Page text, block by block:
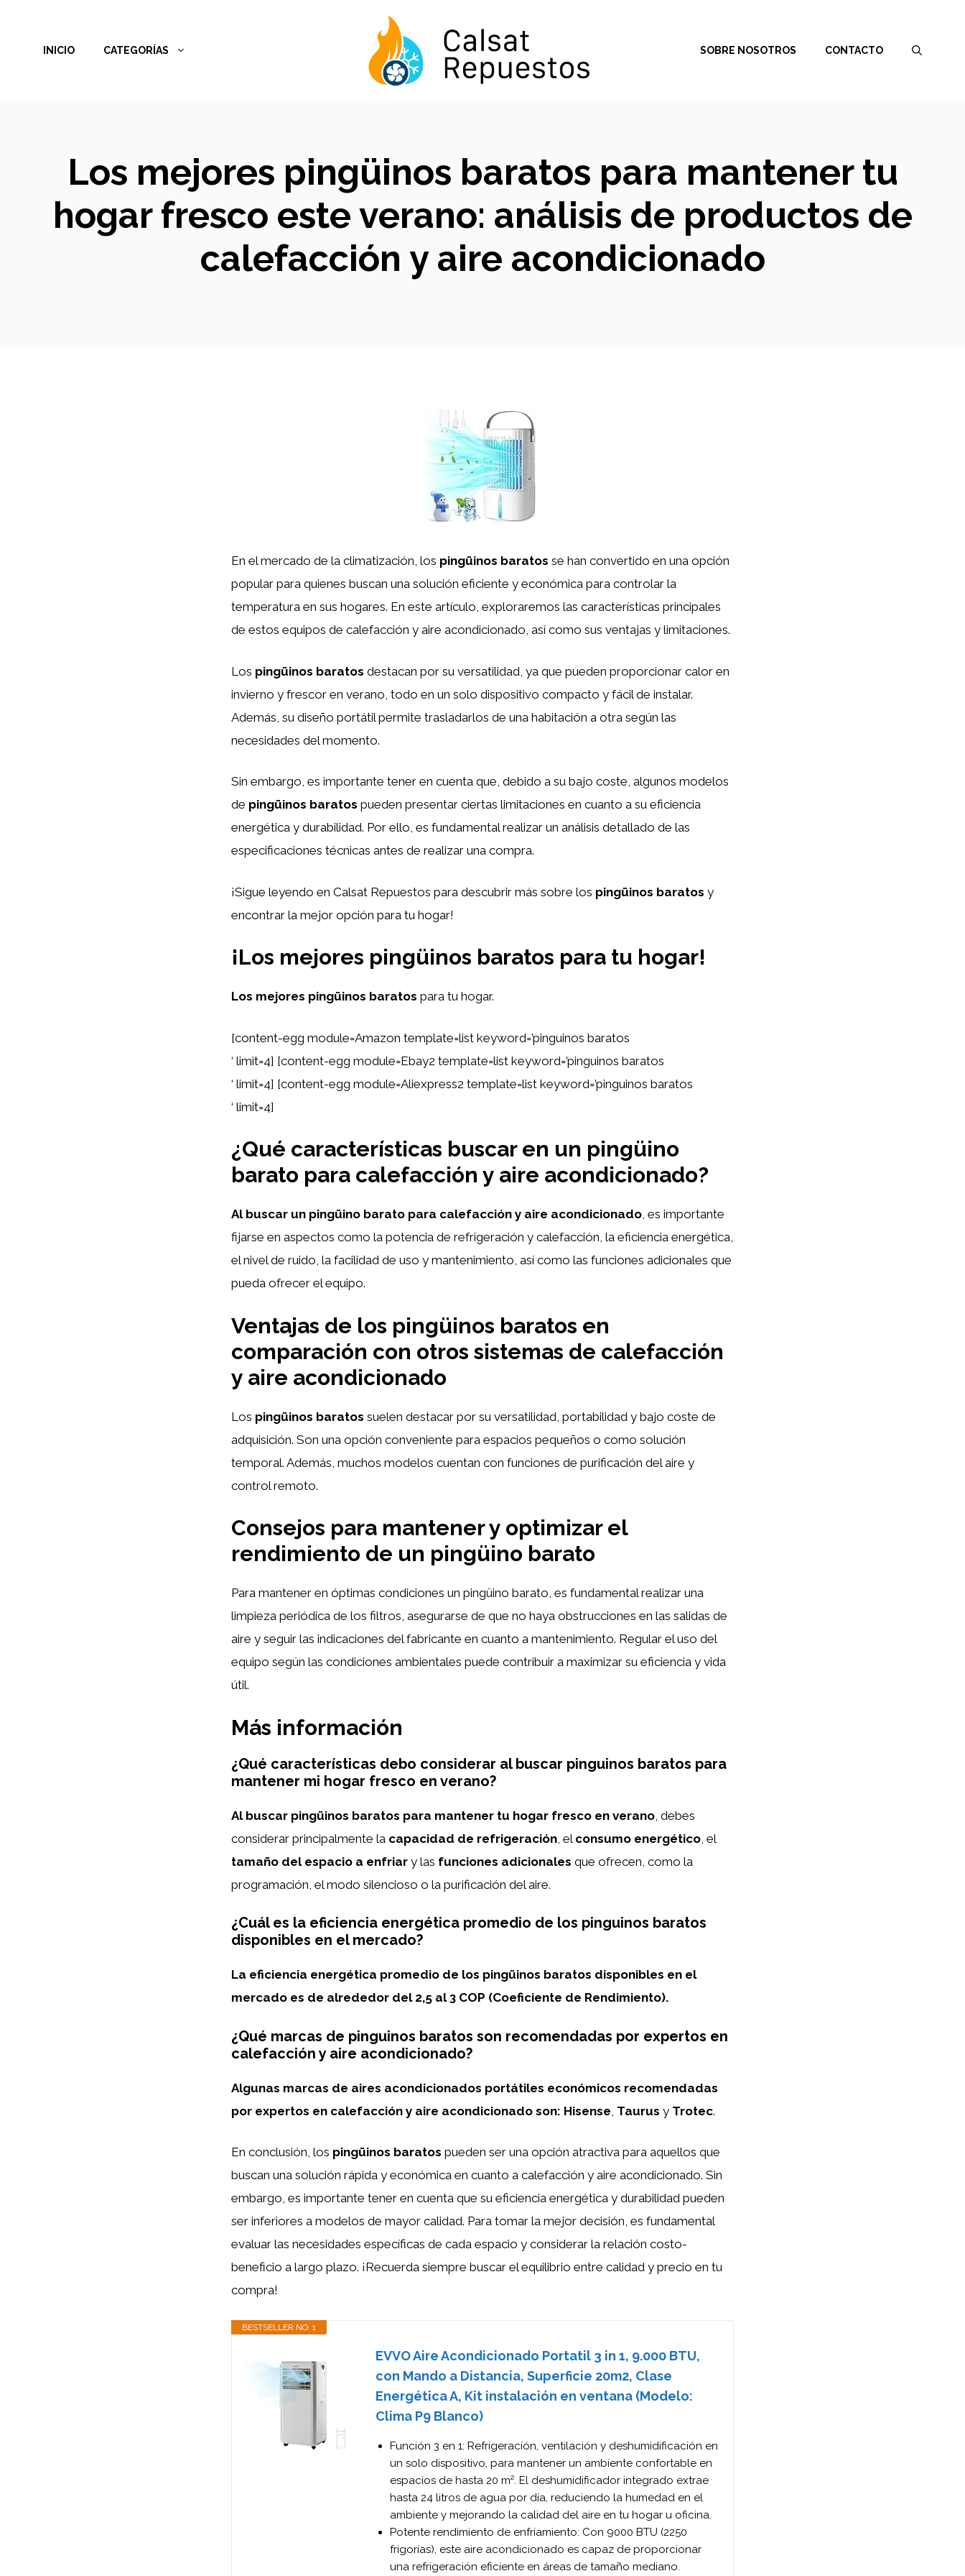
contenidoINICIO CATEGORÍAS SOBRE NOSOTROS CONTACTO
Los mejores pingüinos baratos para mantener tu
hogar fresco este verano: análisis de productos de
calefacción y aire acondicionado
En el mercado de la climatización, los pingüinos baratos se han convertido en una opción
popular para quienes buscan una solución eficiente y económica para controlar la
temperatura en sus hogares. En este artículo, exploraremos las características principales
de estos equipos de calefacción y aire acondicionado, así como sus ventajas y limitaciones.
Los pingüinos baratos destacan por su versatilidad, ya que pueden proporcionar calor en
invierno y frescor en verano, todo en un solo dispositivo compacto y fácil de instalar.
Además, su diseño portátil permite trasladarlos de una habitación a otra según las
necesidades del momento.
Sin embargo, es importante tener en cuenta que, debido a su bajo coste, algunos modelos
de pingüinos baratos pueden presentar ciertas limitaciones en cuanto a su eficiencia
energética y durabilidad. Por ello, es fundamental realizar un análisis detallado de las
especificaciones técnicas antes de realizar una compra.
¡Sigue leyendo en Calsat Repuestos para descubrir más sobre los pingüinos baratos y
encontrar la mejor opción para tu hogar!
¡Los mejores pingüinos baratos para tu hogar!
Los mejores pingüinos baratos para tu hogar.
[content-egg module=Amazon template=list keyword=’pinguinos baratos
‘ limit=4] [content-egg module=Ebay2 template=list keyword=’pinguinos baratos
‘ limit=4] [content-egg module=Aliexpress2 template=list keyword=’pinguinos baratos
‘ limit=4]
¿Qué características buscar en un pingüino
barato para calefacción y aire acondicionado?
Al buscar un pingüino barato para calefacción y aire acondicionado, es importante
fijarse en aspectos como la potencia de refrigeración y calefacción, la eficiencia energética,
el nivel de ruido, la facilidad de uso y mantenimiento, así como las funciones adicionales que
pueda ofrecer el equipo.
Ventajas de los pingüinos baratos en
comparación con otros sistemas de calefacción
y aire acondicionado
Los pingüinos baratos suelen destacar por su versatilidad, portabilidad y bajo coste de
adquisición. Son una opción conveniente para espacios pequeños o como solución
temporal. Además, muchos modelos cuentan con funciones de purificación del aire y
control remoto.
Consejos para mantener y optimizar el
rendimiento de un pingüino barato
Para mantener en óptimas condiciones un pingüino barato, es fundamental realizar una
limpieza periódica de los filtros, asegurarse de que no haya obstrucciones en las salidas de
aire y seguir las indicaciones del fabricante en cuanto a mantenimiento. Regular el uso del
equipo según las condiciones ambientales puede contribuir a maximizar su eficiencia y vida
útil.
Más información
¿Qué características debo considerar al buscar pinguinos baratos para
mantener mi hogar fresco en verano?
Al buscar pingüinos baratos para mantener tu hogar fresco en verano , debes
considerar principalmente la capacidad de refrigeración , el consumo energético , el
tamaño del espacio a enfriar y las funciones adicionales que ofrecen, como la
programación, el modo silencioso o la purificación del aire.
¿Cuál es la eficiencia energética promedio de los pinguinos baratos
disponibles en el mercado?
La eficiencia energética promedio de los pingüinos baratos disponibles en el
mercado es de alrededor del 2,5 al 3 COP (Coeficiente de Rendimiento).
¿Qué marcas de pinguinos baratos son recomendadas por expertos en
calefacción y aire acondicionado?
Algunas marcas de aires acondicionados portátiles económicos recomendadas
por expertos en calefacción y aire acondicionado son: Hisense Taurus y Trotec.
En conclusión, los pingüinos baratos pueden ser una opción atractiva para aquellos que
buscan una solución rápida y económica en cuanto a calefacción y aire acondicionado. Sin
embargo, es importante tener en cuenta que su eficiencia energética y durabilidad pueden
ser inferiores a modelos de mayor calidad. Para tomar la mejor decisión, es fundamental
evaluar las necesidades específicas de cada espacio y considerar la relación costo-
beneficio a largo plazo. ¡Recuerda siempre buscar el equilibrio entre calidad y precio en tu
compra!
BESTSELLER NO. 1
EVVO Aire Acondicionado Portatil 3 in 1, 9.000 BTU,
con Mando a Distancia, Superficie 20m2, Clase
Energética A, Kit instalación en ventana (Modelo:
Clima P9 Blanco)
Función 3 en 1: Refrigeración, ventilación y deshumidificación en
un solo dispositivo, para mantener un ambiente confortable en
espacios de hasta 20 m². El deshumidificador integrado extrae
hasta 24 litros de agua por día, reduciendo la humedad en el
ambiente y mejorando la calidad del aire en tu hogar u oficina.
Potente rendimiento de enfriamiento: Con 9000 BTU (2250
frigorías), este aire acondicionado es capaz de proporcionar
una refrigeración eficiente en áreas de tamaño mediano.